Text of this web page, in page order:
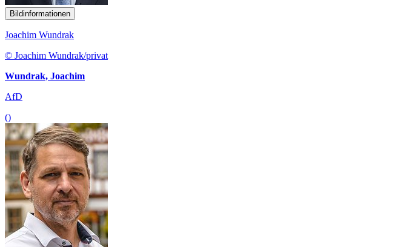
Bildinformationen
Joachim Wundrak
© Joachim Wundrak/privat
Wundrak, Joachim
AfD
()